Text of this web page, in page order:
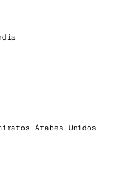
Árabes Unidos